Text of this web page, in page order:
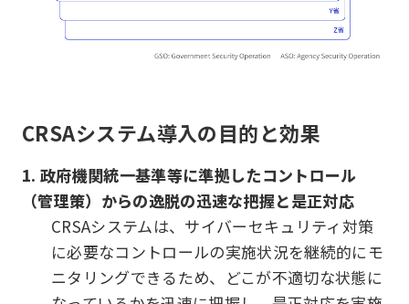
CRSAシステム導入の目的と効果
1. 政府機関統一基準等に準拠したコントロール
（管理策）からの逸脱の迅速な把握と是正対応
CRSAシステムは、サイバーセキュリティ対策
に必要なコントロールの実施状況を継続的にモ
ニタリングできるため、どこが不適切な状態に